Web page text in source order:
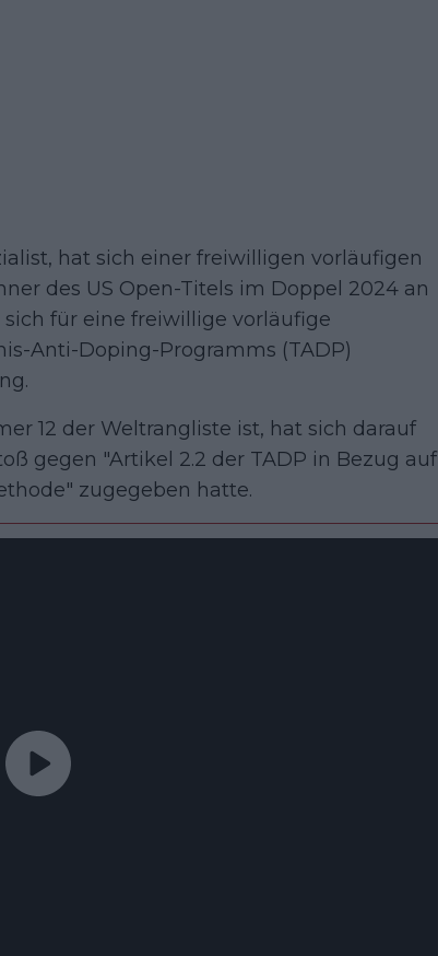
hat sich einer freiwilligen vorläufigen
des US Open-Titels im Doppel 2024 an
sich für eine freiwillige vorläufige
Anti-Doping-Programms (TADP)
12 der Weltrangliste ist, hat sich darauf
gegen "Artikel 2.2 der TADP in Bezug auf
zugegeben hatte.